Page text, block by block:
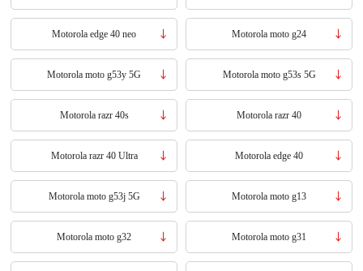
Motorola edge 40 neo Motorola moto g24
Motorola moto g53y 5G Motorola moto g53s 5G
Motorola razr 40s Motorola razr 40
Motorola razr 40 Ultra Motorola edge 40
Motorola moto g53j 5G Motorola moto g13
Motorola moto g32 Motorola moto g31